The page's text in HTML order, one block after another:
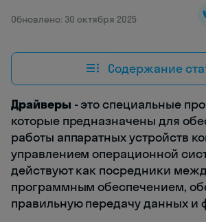
Обновлено: 30 октября 2025
Содержание
Драйверы - это специальные
которые предназначены для
работы аппаратных устройств
управлением операционной
действуют как посредники
программным обеспечением,
правильную передачу данных и